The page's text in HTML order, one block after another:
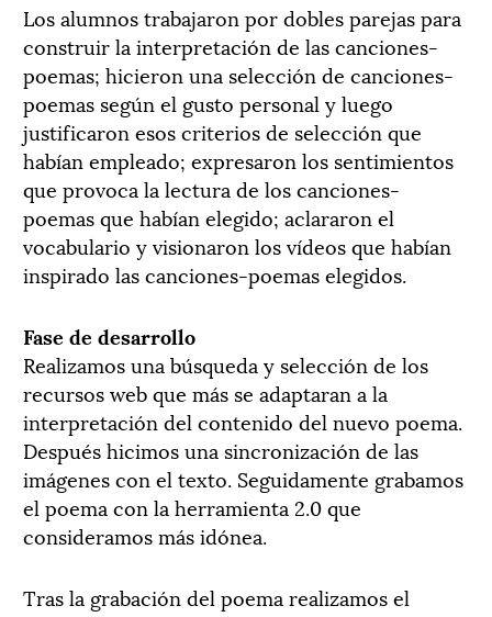
Los alumnos trabajaron por dobles parejas para
construir la interpretación de las canciones-
poemas; hicieron una selección de canciones-
poemas según el gusto personal y luego
justificaron esos criterios de selección que
habían empleado; expresaron los sentimientos
que provoca la lectura de los canciones-
poemas que habían elegido; aclararon el
vocabulario y visionaron los vídeos que habían
inspirado las canciones-poemas elegidos.
Fase de desarrollo
Realizamos una búsqueda y selección de los
recursos web que más se adaptaran a la
interpretación del contenido del nuevo poema.
Después hicimos una sincronización de las
imágenes con el texto. Seguidamente grabamos
el poema con la herramienta 2.0 que
consideramos más idónea.
Tras la grabación del poema realizamos el